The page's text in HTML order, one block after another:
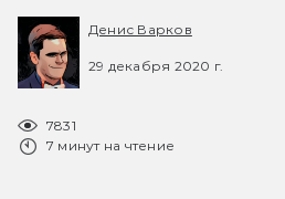
Денис Варков
29 декабря 2020 г.
7831
7 минут на чтение